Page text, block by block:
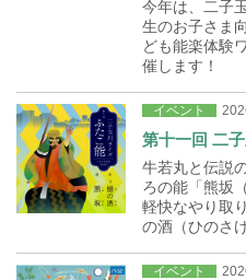
今年は、二子
生のお子さま
ども能楽体験
催します！
イベント
第十一回 二
牛若丸と伝説
ろの能「熊坂
軽快なやり取
の酒（ひのさ
イベント